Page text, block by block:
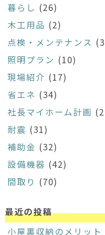
暮らし (26)
木工用品 (2)
点検・メンテナンス
照明プラン (10)
現場紹介 (17)
省エネ (34)
社長マイホーム計画
耐震 (31)
補助金 (32)
設備機器 (42)
間取り (70)
最近の投稿
小屋裏収納のメリッ